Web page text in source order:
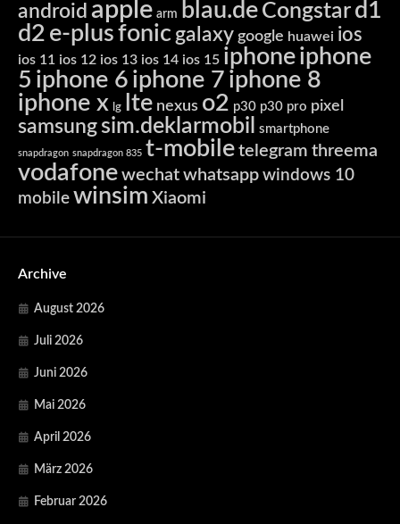
android apple arm blau.de Congstar d1
d2 e-plusfonic galaxy google huawei ios
ios 11 ios 12 ios 13 ios 14 ios 15 iphoneiphone
5 iphone 6 iphone 7 iphone 8
iphone x lg lte nexus o2 p30 p30 pro pixel
samsung sim.deklarmobil smartphone
snapdragon snapdragon 835 t-mobile telegram threema
vodafone wechat whatsapp windows 10
mobile winsim Xiaomi
Archive
August 2026
Juli 2026
Juni 2026
Mai 2026
April 2026
März 2026
Februar 2026